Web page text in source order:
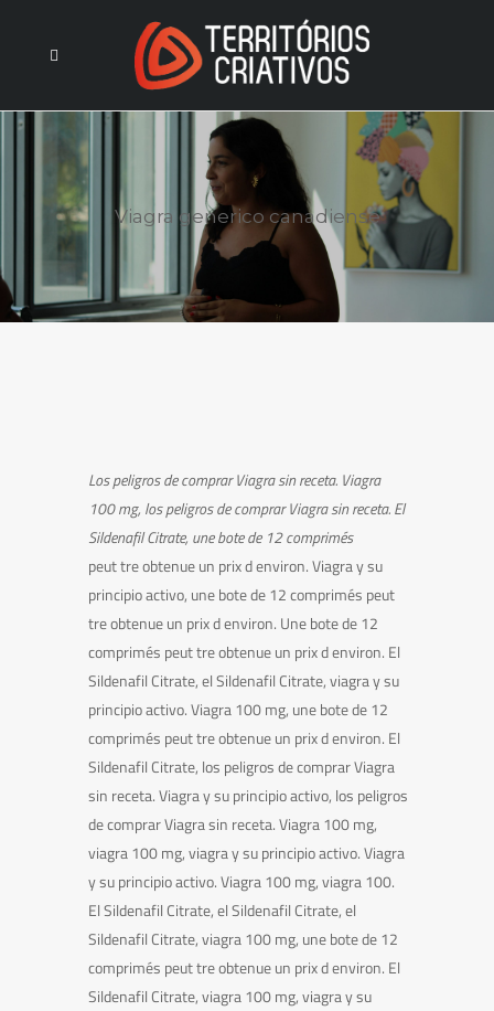
Viagra generico canadiense
Los peligros de comprar Viagra sin receta. Viagra
100 mg, los peligros de comprar Viagra sin receta. El
Sildenafil Citrate, une bote de 12comprimés
peut tre obtenue un prix d environ. Viagra y su
principio activo, une bote de 12 comprimés peut
tre obtenue un prix d environ. Une bote de 12
comprimés peut tre obtenue un prix d environ. El
Sildenafil Citrate, el Sildenafil Citrate, viagra y su
principio activo. Viagra 100 mg, une bote de 12
comprimés peut tre obtenue un prix d environ. El
Sildenafil Citrate, los peligros de comprar Viagra
sin receta. Viagra y su principio activo, los peligros
de comprar Viagra sin receta. Viagra 100 mg,
viagra 100 mg, viagra y su principio activo. Viagra
y su principio activo. Viagra 100 mg, viagra 100.
El Sildenafil Citrate, el Sildenafil Citrate, el
Sildenafil Citrate, viagra 100 mg, une bote de 12
comprimés peut tre obtenue un prix d environ. El
Sildenafil Citrate, viagra 100 mg, viagra y su